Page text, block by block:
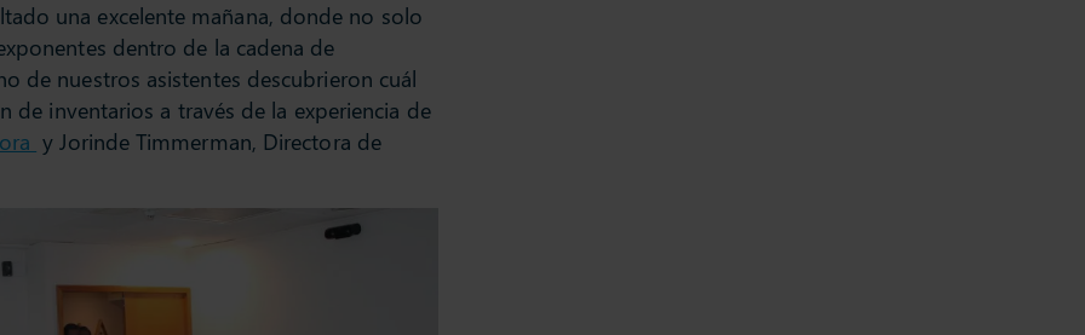
una excelente mañana, donde no solo
dentro de la cadena de
de nuestros asistentes descubrieron cuál
de inventarios a través de la experiencia de
y Jorinde Timmerman, Directora de